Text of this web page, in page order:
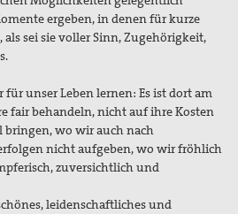
ergeben, in denen für kurze
als sei sie voller Sinn, Zugehörigkeit,
unser Leben lernen: Es ist dort am
fair behandeln, nicht auf ihre Kosten
bringen, wo wir auch nach
nicht aufgeben, wo wir fröhlich
zuversichtlich und
leidenschaftliches und